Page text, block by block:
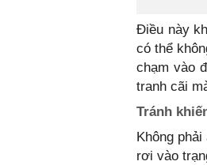
Điều này
có thể
chạm vào
tranh cãi
Tránh
Không
rơi vào